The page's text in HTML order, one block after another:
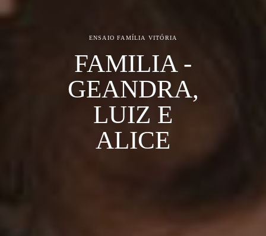
ENSAIO FAMÍLIA VITÓRIA
FAMILIA -
GEANDRA,
LUIZ E
ALICE